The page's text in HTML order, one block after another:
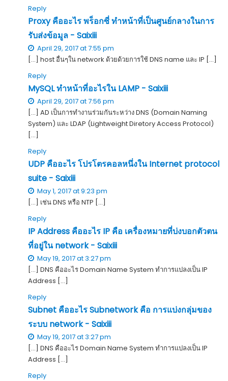
Reply
Proxy คืออะไร พร็อกซี่ ทำหน้าที่เป็นศูนย์กลางในการ
รับส่งข้อมูล - Saixiii
April 29, 2017 at 7:55 pm
[…] host อื่นๆใน network ด้วยด้วยการใช้ DNS name และ IP […]
Reply
MySQL ทำหน้าที่อะไรใน LAMP - Saixiii
April 29, 2017 at 7:56 pm
[…] AD เป็นการทำงานร่วมกันระหว่าง DNS (Domain Naming
System) และ LDAP (Lightweight Diretory Access Protocol)
[…]
Reply
UDP คืออะไร โปรโตรคอลหนึ่งใน Internet protocol
suite - Saixiii
May 1, 2017 at 9:23 pm
[…] เช่น DNS หรือ NTP […]
Reply
IP Address คืออะไร IP คือ เครื่องหมายที่บ่งบอกตัวตน
ที่อยู่ใน network - Saixiii
May 19, 2017 at 3:27 pm
[…] DNS คืออะไร Domain Name System ทำการแปลงเป็น IP
Address […]
Reply
Subnet คืออะไร Subnetwork คือ การแบ่งกลุ่มของ
ระบบ network - Saixiii
May 19, 2017 at 3:27 pm
[…] DNS คืออะไร Domain Name System ทำการแปลงเป็น IP
Address […]
Reply